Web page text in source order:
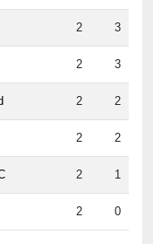
2 3
2 2
2 2
2 1
2 0